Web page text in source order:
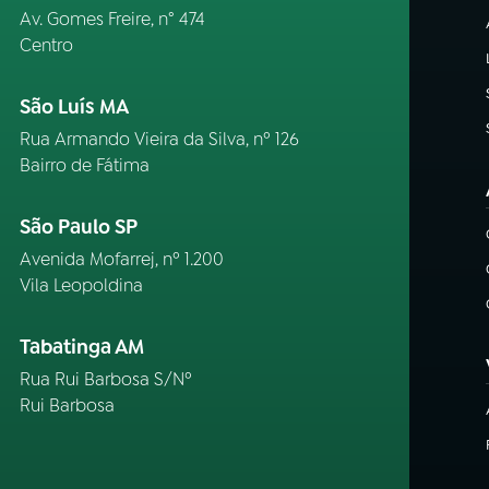
Av. Gomes Freire, n° 474
Centro
São Luís MA
Rua Armando Vieira da Silva, nº 126
Bairro de Fátima
São Paulo SP
Avenida Mofarrej, nº 1.200
Vila Leopoldina
Tabatinga AM
Rua Rui Barbosa S/Nº
Rui Barbosa